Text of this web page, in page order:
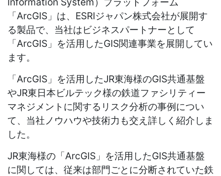
「ArcGIS 」は、 ESRIジャパン株式会社が展開す
る製品で、当社はビジネスパートナーとして
「ArcGIS」 を活用したGIS関連事業を展開してい
ます。
「ArcGIS」を活用したJR東海様のGIS共通基盤
やJR東日本ビルテック様の鉄道ファシリティー
マネジメントに関するリスク分析の事例につい
て、当社ノウハウや技術力も交え詳しく紹介しま
した。
JR東海様の「ArcGIS」を活用したGIS共通基盤
に関しては、従来は部門ごとに分断されていた鉄